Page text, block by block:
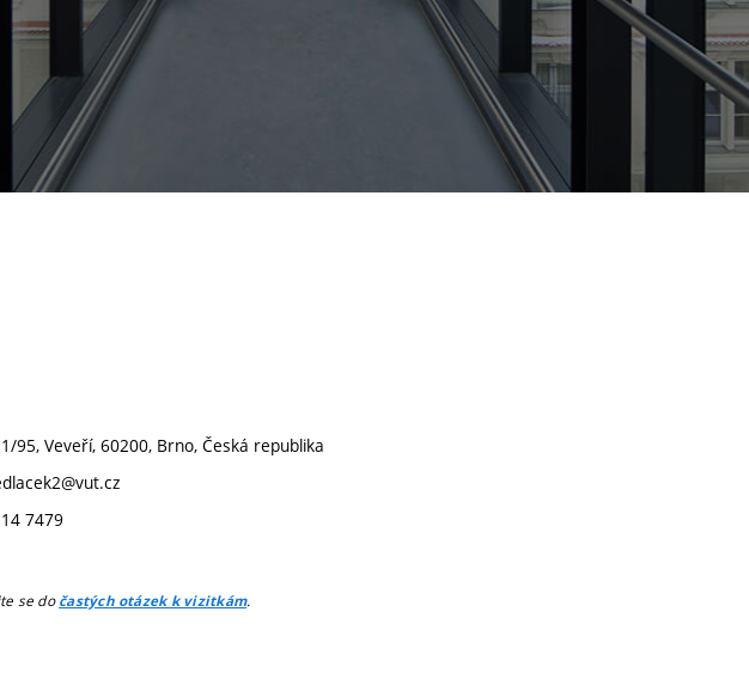
95, Veveří, 60200, Brno, Česká republika
7479
se dočastých otázek k vizitkám.